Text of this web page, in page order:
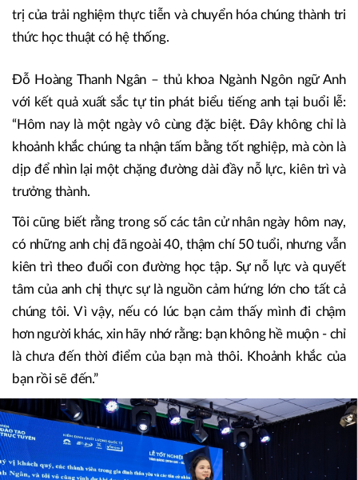
trị của trải nghiệm thực tiễn và chuyển hóa chúng thành tri
thức học thuật có hệ thống.
Đỗ Hoàng Thanh Ngân – thủ khoa Ngành Ngôn ngữ Anh
với kết quả xuất sắc tự tin phát biểu tiếng anh tại buổi lễ:
“Hôm nay là một ngày vô cùng đặc biệt. Đây không chỉ là
khoảnh khắc chúng ta nhận tấm bằng tốt nghiệp, mà còn là
dịp để nhìn lại một chặng đường dài đầy nỗ lực, kiên trì và
trưởng thành.
Tôi cũng biết rằng trong số các tân cử nhân ngày hôm nay,
có những anh chị đã ngoài 40, thậm chí 50 tuổi, nhưng vẫn
kiên trì theo đuổi con đường học tập. Sự nỗ lực và quyết
tâm của anh chị thực sự là nguồn cảm hứng lớn cho tất cả
chúng tôi. Vì vậy, nếu có lúc bạn cảm thấy mình đi chậm
hơn người khác, xin hãy nhớ rằng: bạn không hề muộn - chỉ
là chưa đến thời điểm của bạn mà thôi. Khoảnh khắc của
bạn rồi sẽ đến.”